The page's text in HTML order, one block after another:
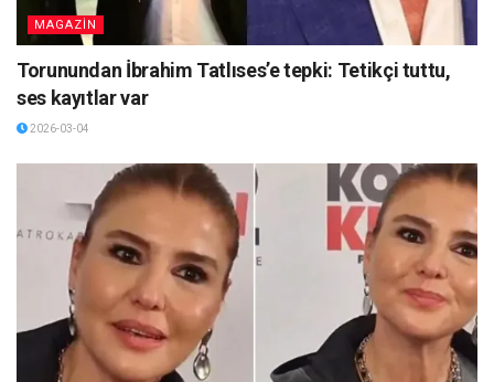
MAGAZİN
Torunundan İbrahim Tatlıses’e tepki: Tetikçi tuttu,
ses kayıtlar var
2026-03-04